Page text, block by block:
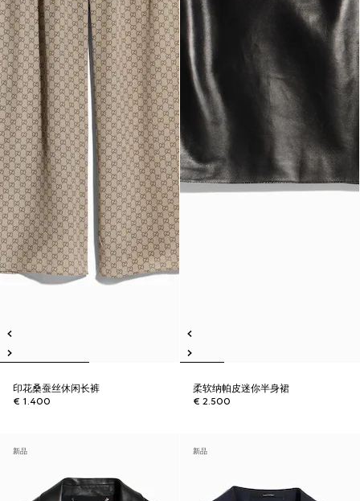
印花桑蚕丝休闲长裤
€ 1.400
柔软纳帕皮迷你半身裙
€ 2.500
新品 新品